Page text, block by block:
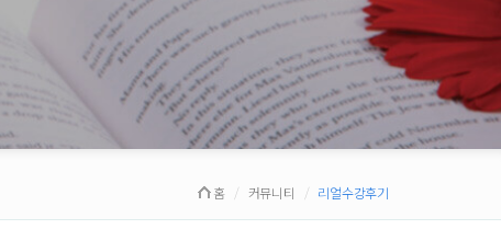
홈 커뮤니티 리얼수강후기